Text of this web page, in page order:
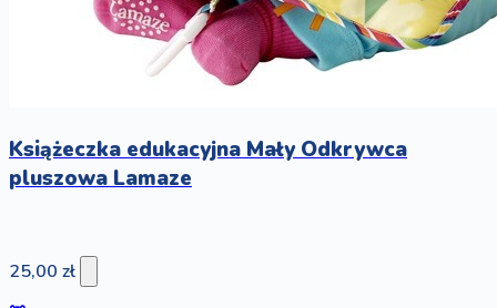
Książeczka edukacyjna Mały Odkrywca
pluszowa Lamaze
25,00 zł